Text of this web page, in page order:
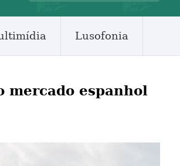
Lusofonia
mercado espanhol